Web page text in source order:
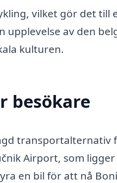
vilket gör det till
av den
kulturen.
besökare
transportalternativ
Airport, som
en bil för att nå